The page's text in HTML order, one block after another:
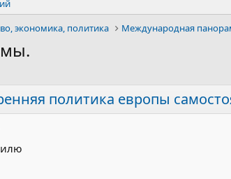
экономика, политика Международная
политика европы